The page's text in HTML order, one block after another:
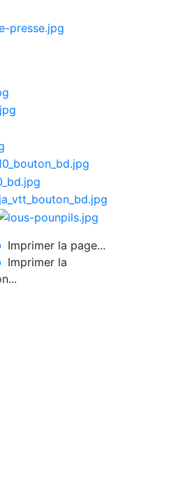
Imprimer la page...
Imprimer la